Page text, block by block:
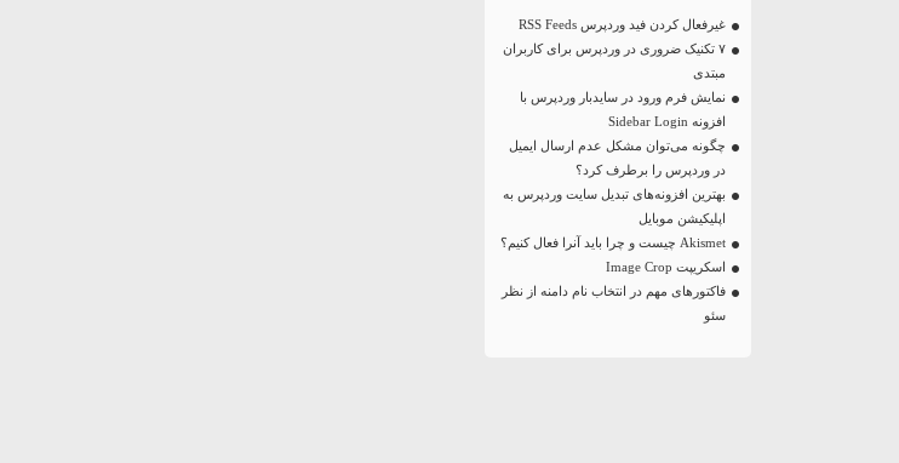
غیرفعال کردن فید وردپرس RSS Feeds
۷ تکنیک ضروری در وردپرس برای کاربران
مبتدی
نمایش فرم ورود در سایدبار وردپرس با
افزونه Sidebar Login
چگونه می‌توان مشکل عدم ارسال ایمیل
در وردپرس را برطرف کرد؟
بهترین افزونه‌های تبدیل سایت وردپرس به
اپلیکیشن موبایل
Akismet چیست و چرا باید آنرا فعال کنیم؟
اسکریپت Image Crop
فاکتورهای مهم در انتخاب نام دامنه از نظر
سئو